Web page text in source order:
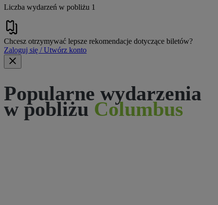
Liczba wydarzeń w pobliżu 1
Chcesz otrzymywać lepsze rekomendacje dotyczące biletów?
Zaloguj się / Utwórz konto
Popularne wydarzenia
w pobliżu Columbus